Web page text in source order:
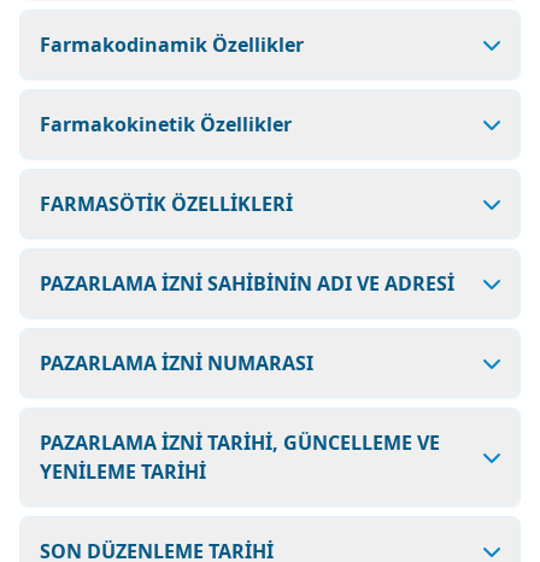
Farmakodinamik Özellikler
Farmakokinetik Özellikler
FARMASÖTİK ÖZELLİKLERİ
PAZARLAMA İZNİ SAHİBİNİN ADI VE ADRESİ
PAZARLAMA İZNİ NUMARASI
PAZARLAMA İZNİ TARİHİ, GÜNCELLEME VE
YENİLEME TARİHİ
SON DÜZENLEME TARİHİ